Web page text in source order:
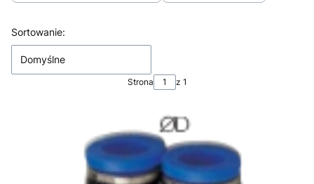
Lista produktów
Sortowanie:
Domyślne
Strona z 1